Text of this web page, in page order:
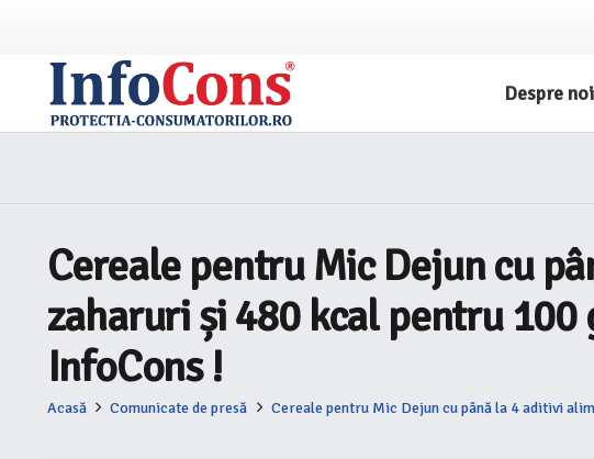
Despre noi
Cereale pentru Mic Dejun cu
zaharuri și 480 kcal pentru
InfoCons !
Acasă Comunicate de presă Cereale pentru Mic Dejun cu până la 4 aditivi